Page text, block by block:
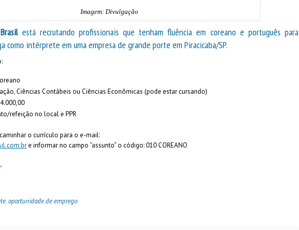
Imagem: Divulgação
está recrutando profissionais que tenham fluência em coreano e português para
como intérprete em uma empresa de grande porte em Piracicaba/SP.
Ciências Contábeis ou Ciências Econômicas (pode estar cursando)
refeição no local e PPR
o currículo para o e-mail:​
e informar no campo “assunto” o código: 010 COREANO
,oportunidade de emprego